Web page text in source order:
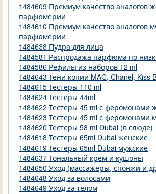
1484609 Премиум качество аналогов
парфюмерии
1484610 Премиум качество аналогов
парфюмерии
1484638 Пудра для лица
1484581 Распродажа парфюма по
1484586 Рефилы из наборов 12 ml
1484643 Тени копии MAC, Chanel, Kiss
1484615 Тестеры 110 ml
1484624 Тестеры 44ml
1484622 Тестеры 45 ml с феромонами
1484623 Тестеры 45 ml с феромонами
1484620 Тестеры 58 ml Dubai (в слюде)
1484618 Тестеры 65ml Dubai женские
1484619 Тестеры 65ml Dubai мужские
1484637 Тональный крем и кушоны
1484650 Уход (массажеры, спонжи и
1484648 Уход за волосами
1484649 Уход за телом